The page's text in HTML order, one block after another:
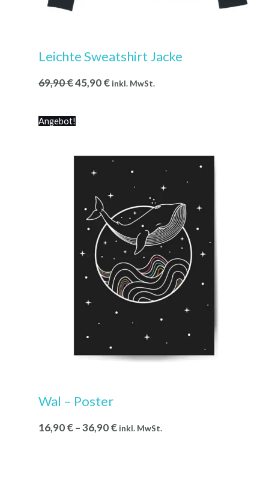
Leichte Sweatshirt Jacke
69,90€45,90€ inkl. MwSt.
Angebot!
Wal – Poster
16,90€–36,90€ inkl. MwSt.